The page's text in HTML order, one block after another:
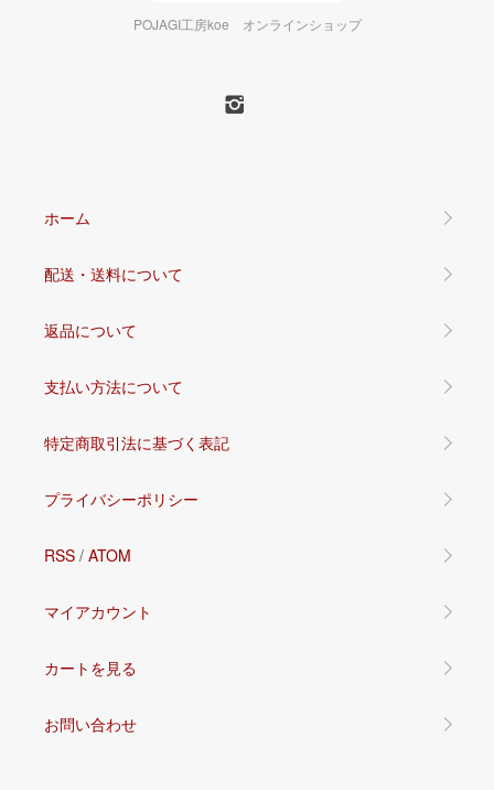
POJAGI工房koe オンラインショップ
ホーム
配送・送料について
返品について
支払い方法について
特定商取引法に基づく表記
プライバシーポリシー
RSS / ATOM
マイアカウント
カートを見る
お問い合わせ